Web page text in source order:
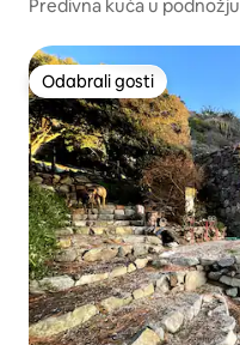
Predivna kuća u
Odabrali gosti
Odabrali gosti